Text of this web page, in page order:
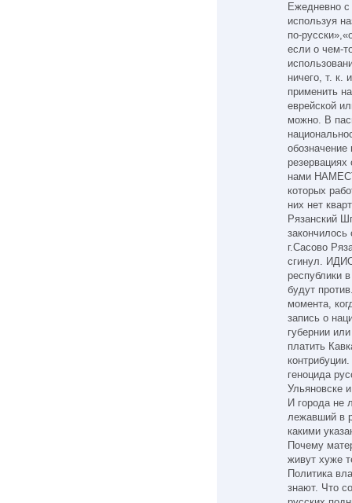
Ежедневно с
используя
по-
если о чем-
ничего, т. к.
применить
еврейской
можно. В
резервациях
нами
которых
них нет
Рязанский
закончилось
г.Сасово
сгинул.
республики
будут
момента,
запись о
губернии
платить
геноцида
Ульяновске
И города не
лежавший в
какими
Почему
живут хуже
Политика
знают. Что